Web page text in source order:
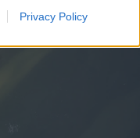
Privacy Policy